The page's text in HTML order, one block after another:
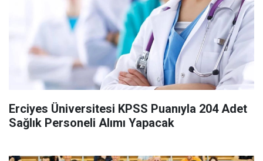
Erciyes Üniversitesi KPSS Puanıyla 204 Adet
Sağlık Personeli Alımı Yapacak